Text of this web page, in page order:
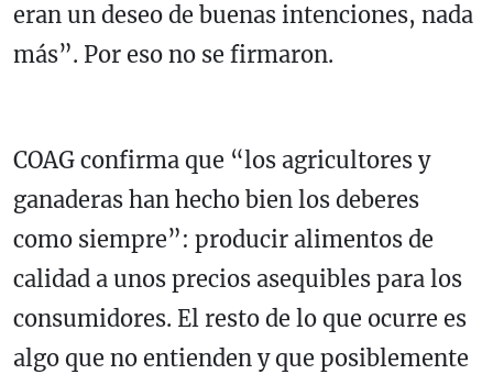
eran un deseo de buenas intenciones, nada
más”. Por eso no se firmaron.
COAG confirma que “los agricultores y
ganaderas han hecho bien los deberes
como siempre”: producir alimentos de
calidad a unos precios asequibles para los
consumidores. El resto de lo que ocurre es
algo que no entienden y que posiblemente